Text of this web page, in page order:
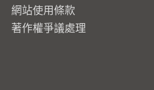
網站使用條款
著作權爭議處理